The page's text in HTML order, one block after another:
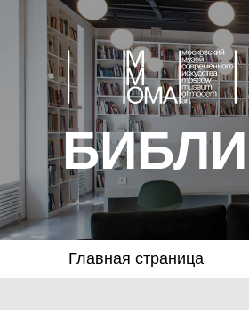
Главная страница